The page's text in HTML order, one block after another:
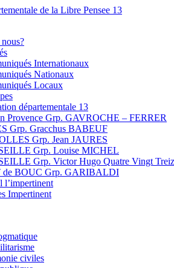
de la Libre Pensee 13
Nationale de la Libre Pensée ni dieu ni
Internationaux
Nationaux
Locaux
départementale 13
Provence Grp. GAVROCHE – FERRER
Grp. Gracchus BABEUF
Grp. Jean JAURES
Grp. Louise MICHEL
Grp. Victor Hugo Quatre Vingt
de BOUC Grp. GARIBALDI
l’impertinent
Impertinent
civiles